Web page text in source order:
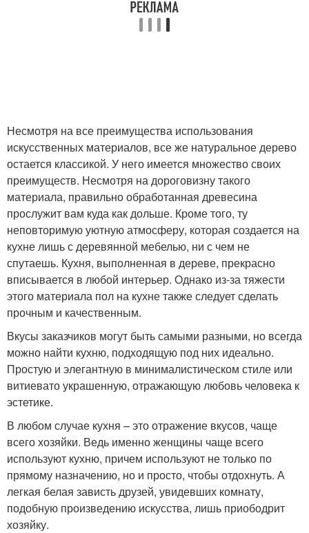
Несмотря на все преимущества использования
искусственных материалов, все же натуральное дерево
остается классикой. У него имеется множество своих
преимуществ. Несмотря на дороговизну такого
материала, правильно обработанная древесина
прослужит вам куда как дольше. Кроме того, ту
неповторимую уютную атмосферу, которая создается на
кухне лишь с деревянной мебелью, ни с чем не
спутаешь. Кухня, выполненная в дереве, прекрасно
вписывается в любой интерьер. Однако из-за тяжести
этого материала пол на кухне также следует сделать
прочным и качественным.
Вкусы заказчиков могут быть самыми разными, но всегда
можно найти кухню, подходящую под них идеально.
Простую и элегантную в минималистическом стиле или
витиевато украшенную, отражающую любовь человека к
эстетике.
В любом случае кухня – это отражение вкусов, чаще
всего хозяйки. Ведь именно женщины чаще всего
используют кухню, причем используют не только по
прямому назначению, но и просто, чтобы отдохнуть. А
легкая белая зависть друзей, увидевших комнату,
подобную произведению искусства, лишь приободрит
хозяйку.